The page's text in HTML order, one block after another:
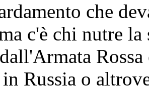
che
c'è chi nutre la
in Russia o